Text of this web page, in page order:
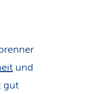
und
gut